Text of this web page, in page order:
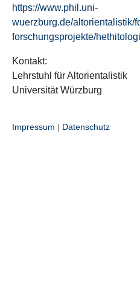
https://www.phil.uni-
wuerzburg.de/altorientalistik/
forschungsprojekte/
Kontakt:
Lehrstuhl für Altorientalistik
Universität Würzburg
Impressum | Datenschutz